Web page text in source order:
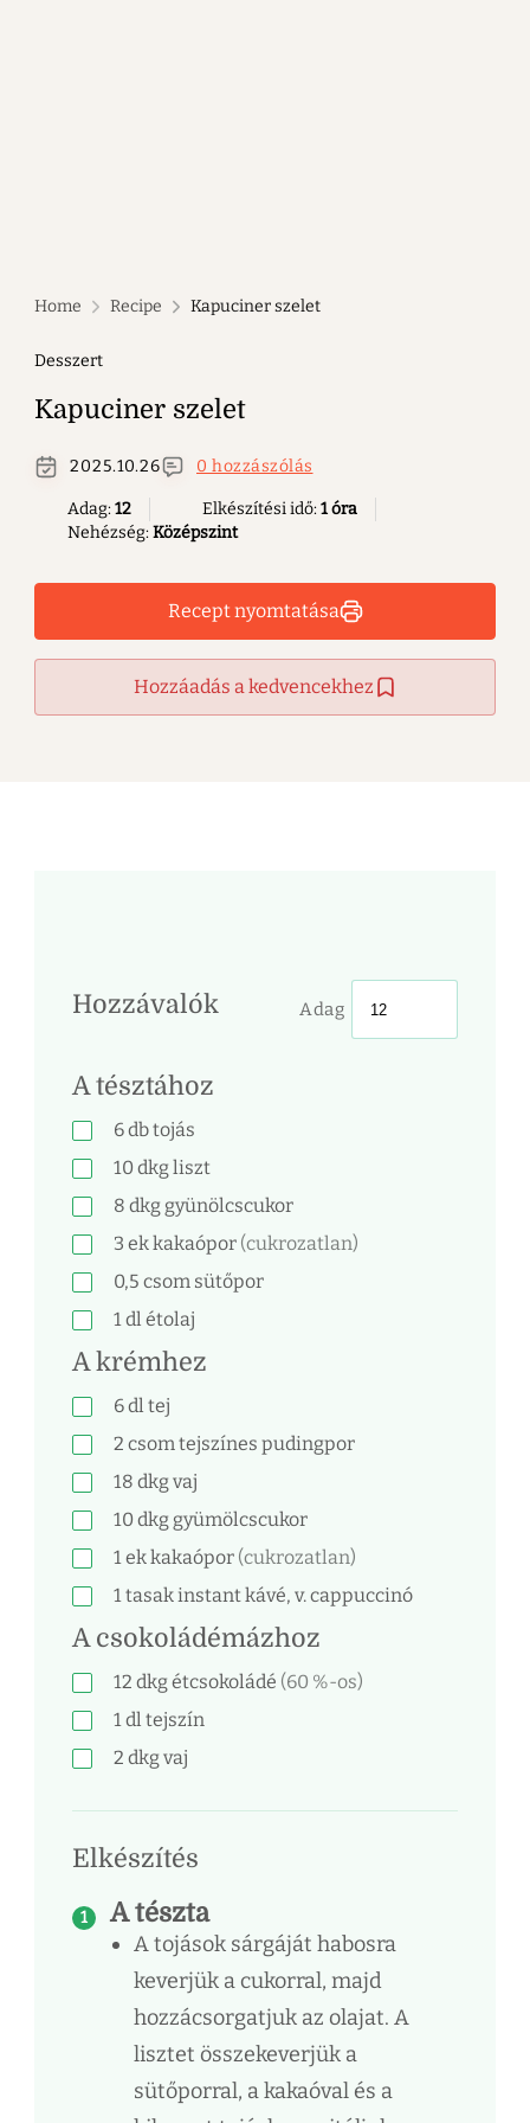
Home Recipe Kapuciner szelet
Desszert
Kapuciner szelet
2025.10.26 0 hozzászólás
Adag:12 Elkészítési idő:1 óra
Nehézség:Középszint
Recept nyomtatása
Hozzáadás a kedvencekhez
Hozzávalók Adag
A tésztához
6dbtojás
10dkgliszt
8 dkg gyünölcscukor
3 ekkakaópor (cukrozatlan)
0,5 csom sütőpor
1dl étolaj
A krémhez
6dl tej
2 csomtejszínes pudingpor
18 dkgvaj
10dkg gyümölcscukor
1ekkakaópor (cukrozatlan)
1tasakinstant kávé, v. cappuccinó
A csokoládémázhoz
12 dkgétcsokoládé (60 %-os)
1dl tejszín
2 dkgvaj
Elkészítés
A tészta
A tojások sárgáját habosra
keverjük a cukorral, majd
hozzácsorgatjuk az olajat. A
lisztet összekeverjük a
sütőporral, a kakaóval és a